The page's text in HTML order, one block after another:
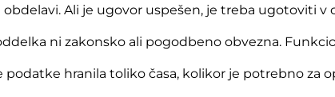
Ali je ugovor uspešen, je treba ugotoviti
ni zakonsko ali pogodbeno obvezna.
podatke hranila toliko časa, kolikor je potrebno za